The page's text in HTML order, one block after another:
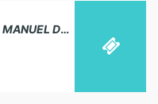
MANUEL DE LA ROSA